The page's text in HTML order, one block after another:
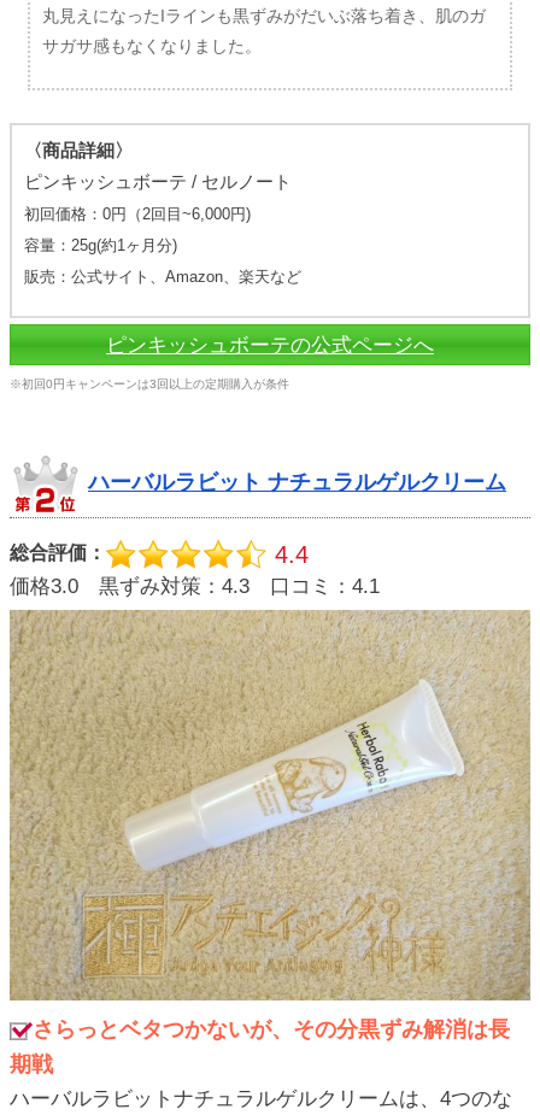
丸見えになったIラインも黒ずみがだいぶ落ち着き、肌のガ
サガサ感もなくなりました。
〈商品詳細〉
ピンキッシュボーテ / セルノート
初回価格：0円（2回目~6,000円)
容量：25g(約1ヶ月分)
販売：公式サイト、Amazon、楽天など
ピンキッシュボーテの公式ページへ
※初回0円キャンペーンは3回以上の定期購入が条件
ハーバルラビット ナチュラルゲルクリーム
総合評価： 4.4
価格3.0 黒ずみ対策：4.3 口コミ：4.1
さらっとベタつかないが、その分黒ずみ解消は長
期戦
ハーバルラビットナチュラルゲルクリームは、4つのな